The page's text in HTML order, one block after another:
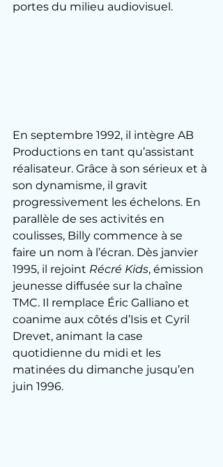
portes du milieu audiovisuel.
En septembre 1992, il intègre AB
Productions en tant qu’assistant
réalisateur. Grâce à son sérieux et à
son dynamisme, il gravit
progressivement les échelons. En
parallèle de ses activités en
coulisses, Billy commence à se
faire un nom à l’écran. Dès janvier
1995, il rejoint Récré Kids, émission
jeunesse diffusée sur la chaîne
TMC. Il remplace Éric Galliano et
coanime aux côtés d’Isis et Cyril
Drevet, animant la case
quotidienne du midi et les
matinées du dimanche jusqu’en
juin 1996.